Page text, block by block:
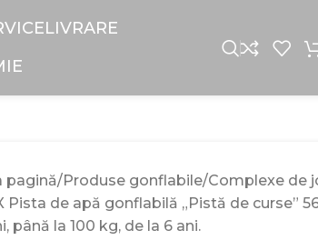
LIVRARE
pagină Produse gonflabile Complexe de
Pista de apă gonflabilă „Pistă de curse”
până la 100 kg, de la 6 ani.